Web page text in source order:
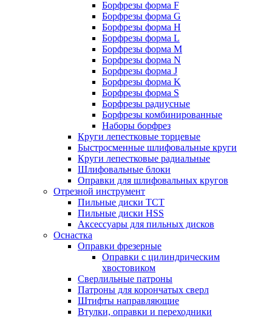
Борфрезы форма F
Борфрезы форма G
Борфрезы форма H
Борфрезы форма L
Борфрезы форма M
Борфрезы форма N
Борфрезы форма J
Борфрезы форма K
Борфрезы форма S
Борфрезы радиусные
Борфрезы комбинированные
Наборы борфрез
Круги лепестковые торцевые
Быстросменные шлифовальные круги
Круги лепестковые радиальные
Шлифовальные блоки
Оправки для шлифовальных кругов
Отрезной инструмент
Пильные диски ТСТ
Пильные диски HSS
Аксессуары для пильных дисков
Оснастка
Оправки фрезерные
Оправки с цилиндрическим
хвостовиком
Сверлильные патроны
Патроны для корончатых сверл
Штифты направляющие
Втулки, оправки и переходники